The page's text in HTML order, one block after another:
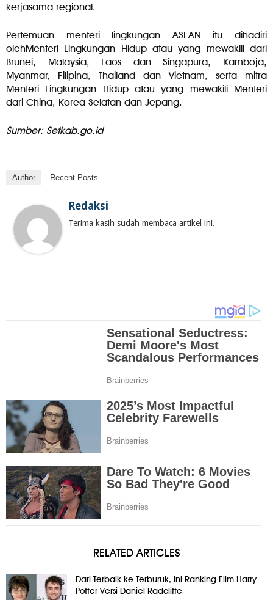
kerjasama regional.
Pertemuan menteri lingkungan ASEAN itu dihadiri
olehMenteri Lingkungan Hidup atau yang mewakili dari
Brunei, Malaysia, Laos dan Singapura, Kamboja,
Myanmar, Filipina, Thailand dan Vietnam, serta mitra
Menteri Lingkungan Hidup atau yang mewakili Menteri
dari China, Korea Selatan dan Jepang.
Sumber: Setkab.go.id
Author Recent Posts
Redaksi
Terima kasih sudah membaca artikel ini.
RELATED ARTICLES
Dari Terbaik ke Terburuk, Ini Ranking Film Harry
Potter Versi Daniel Radcliffe